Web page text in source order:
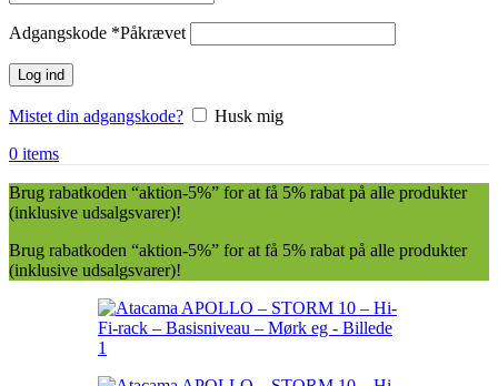
Adgangskode *Påkrævet
Log ind
Mistet din adgangskode?
Husk mig
0 items
Brug rabatkoden “aktion-5%” for at få 5% rabat på alle produkter
(inklusive udsalgsvarer)!
Brug rabatkoden “aktion-5%” for at få 5% rabat på alle produkter
(inklusive udsalgsvarer)!